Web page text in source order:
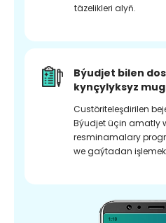
täzelikleri alyň.
Býudjet bilen
kynçylyksyz
Custöriteleşdirilen
Býudjet üçin amatly
resminamalary
we gaýtadan işlemek